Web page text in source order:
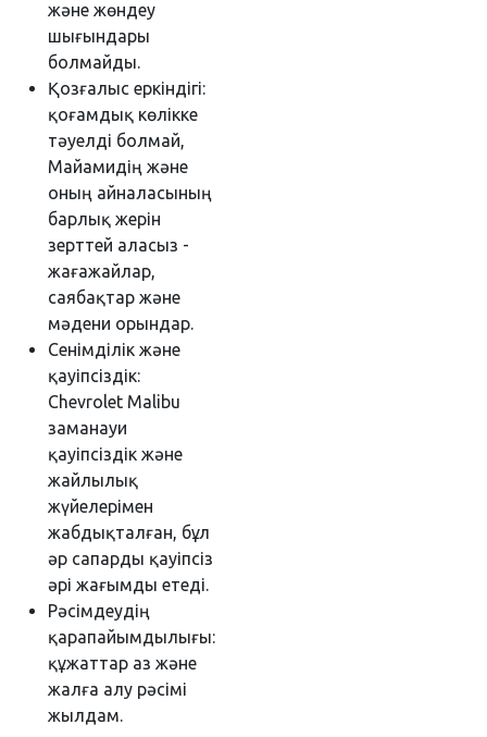
және жөндеу
шығындары
болмайды.
Қозғалыс еркіндігі:
қоғамдық көлікке
тәуелді болмай,
Майамидің және
оның айналасының
барлық жерін
зерттей аласыз -
жағажайлар,
саябақтар және
мәдени орындар.
Сенімділік және
қауіпсіздік:
Chevrolet Malibu
заманауи
қауіпсіздік және
жайлылық
жүйелерімен
жабдықталған, бұл
әр сапарды қауіпсіз
әрі жағымды етеді.
Рәсімдеудің
қарапайымдылығы:
құжаттар аз және
жалға алу рәсімі
жылдам.